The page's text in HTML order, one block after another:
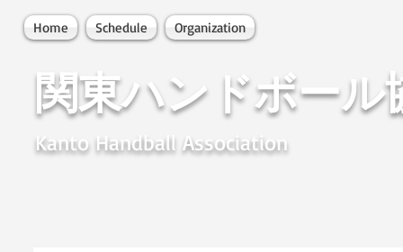
Home Schedule Organization
関東ハンドボール
Kanto Handball Association